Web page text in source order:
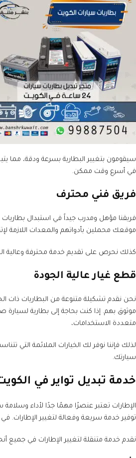
سيقومون بتغيير البطارية بسرعة ودقة، مما
في أسرع وقت ممكن.
فريق فني محترف
فريقنا مؤهل ومدرب جيداً في استبدال
موقعك محملين بأدواتهم والمعدات اللازمة
كذلك نحرص على تقديم خدمة محترفة وعالية
قطع غيار عالية الجودة
نحن نقدم تشكيلة متنوعة من البطاريات ذات
موثوق بهم. إذا كنت بحاجة إلى بطارية لسيارة
متعددة الاستخدامات،
لذلك فإننا نوفر لك الخيارات الملائمة التي
سيارتك.
خدمة تبديل تواير في
الإطارات تعتبر عنصرًا مهمًا جدًا لأداء وسلامة
توفير خدمة سريعة وفعالة لتغيير الإطارات. في
نقدم خدمة متنقلة لتغيير الإطارات في جميع